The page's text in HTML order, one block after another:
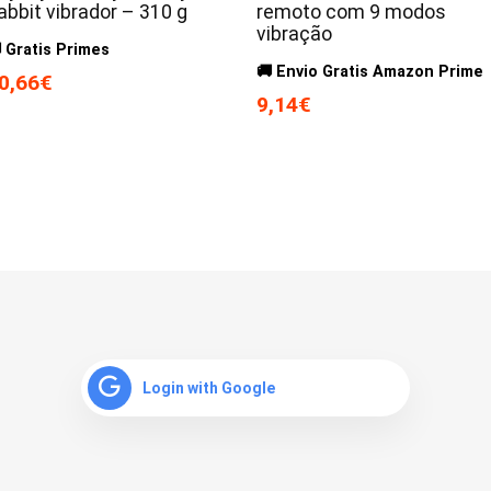
vibrador – 310 g
Gratis Primes
remoto com 9 modos
vibração
🚚 Envio Gratis Amazon Prime
9,14€
Login with Google